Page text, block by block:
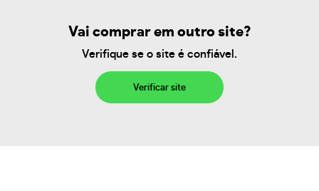
Vai comprar em outro site?
Verifique se o site é confiável.
Verificar site